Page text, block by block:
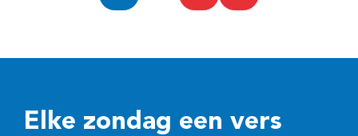
Elke zondag een vers